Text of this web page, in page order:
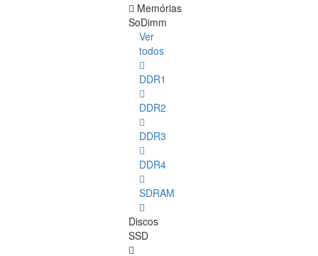
Memórias
SoDimm
Ver
todos
DDR1
DDR2
DDR3
DDR4
SDRAM
Discos
SSD